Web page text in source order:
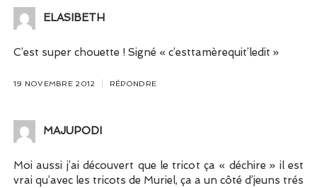
ELASIBETH
C’est super chouette ! Signé « c’esttamèrequit’ledit »
19 NOVEMBRE 2012 RÉPONDRE
MAJUPODI
Moi aussi j’ai découvert que le tricot ça « déchire » il est
vrai qu’avec les tricots de Muriel, ça a un côté d’jeuns trés